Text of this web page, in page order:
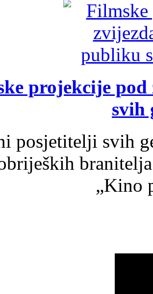
projekcije
svih
posjetitelji svih
„Kino